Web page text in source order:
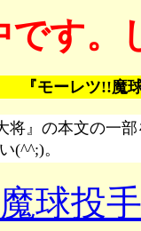
です。
『モーレツ!!魔
将』の本文の一
(^^;)。
球投